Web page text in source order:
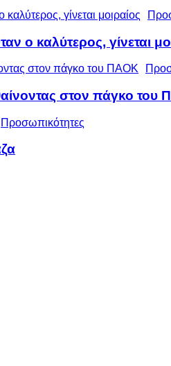
ο καλύτερος, γίνεται
στον πάγκο του
Προσωπικότητες